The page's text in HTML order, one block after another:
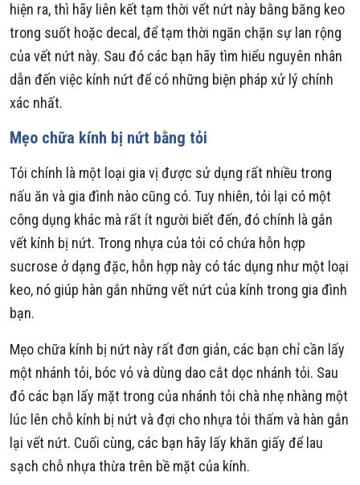
hiện ra, thì hãy liên kết tạm thời vết nứt này bằng băng keo
trong suốt hoặc decal, để tạm thời ngăn chặn sự lan rộng
của vết nứt này. Sau đó các bạn hãy tìm hiểu nguyên nhân
dẫn đến việc kính nứt để có những biện pháp xử lý chính
xác nhất.
Mẹo chữa kính bị nứt bằng tỏi
Tỏi chính là một loại gia vị được sử dụng rất nhiều trong
nấu ăn và gia đình nào cũng có. Tuy nhiên, tỏi lại có một
công dụng khác mà rất ít người biết đến, đó chính là gắn
vết kính bị nứt. Trong nhựa của tỏi có chứa hỗn hợp
sucrose ở dạng đặc, hỗn hợp này có tác dụng như một loại
keo, nó giúp hàn gắn những vết nứt của kính trong gia đình
bạn.
Mẹo chữa kính bị nứt này rất đơn giản, các bạn chỉ cần lấy
một nhánh tỏi, bóc vỏ và dùng dao cắt dọc nhánh tỏi. Sau
đó các bạn lấy mặt trong của nhánh tỏi chà nhẹ nhàng một
lúc lên chỗ kính bị nứt và đợi cho nhựa tỏi thấm và hàn gắn
lại vết nứt. Cuối cùng, các bạn hãy lấy khăn giấy để lau
sạch chỗ nhựa thừa trên bề mặt của kính.